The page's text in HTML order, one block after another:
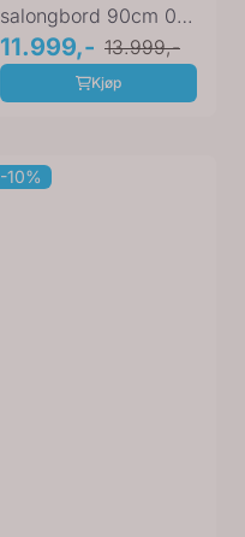
salongbord 90cm 04-
81115
11.999,- 13.999,-
Kjøp
-10%